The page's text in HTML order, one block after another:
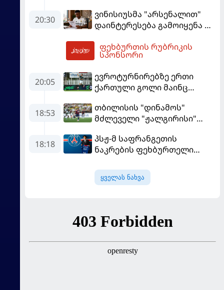
"ბარსელონაში" გადადის
20:30
ვინისიუსმა "არსენალით"
დაინტერესება გამოიყენა და
მომგებიანად გააგრძელა
ფეხბურთის რუბრიკის
სპონსორი
20:05
ევროტურნირებზე ერთი
ქართული გოლი მაინც
18:53
თბილისის "დინამოს"
მძლეველი "ჟალგირისი"
განადგურდა
18:18
პსჟ-მ საფრანგეთის
ნაკრების ფეხბურთელი
ყველას ნახვა